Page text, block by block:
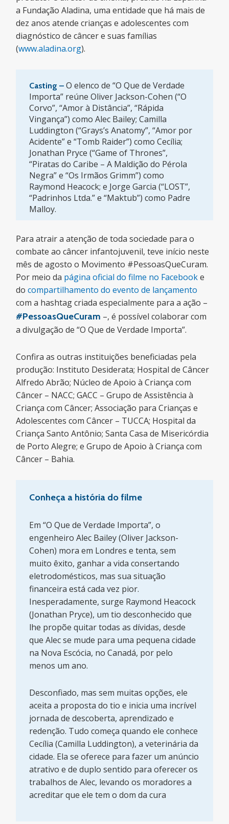
a Fundação Aladina, uma entidade que há mais de
dez anos atende crianças e adolescentes com
diagnóstico de câncer e suas famílias
(www.aladina.org).
Casting – O elenco de “O Que de Verdade
Importa” reúne Oliver Jackson-Cohen (“O
Corvo”, “Amor à Distância”, “Rápida
Vingança”) como Alec Bailey; Camilla
Luddington (“Grays’s Anatomy”, “Amor por
Acidente” e “Tomb Raider”) como Cecília;
Jonathan Pryce (“Game of Thrones”,
“Piratas do Caribe – A Maldição do Pérola
Negra” e “Os Irmãos Grimm”) como
Raymond Heacock; e Jorge Garcia (“LOST”,
“Padrinhos Ltda.” e “Maktub”) como Padre
Malloy.
Para atrair a atenção de toda sociedade para o
combate ao câncer infantojuvenil, teve início neste
mês de agosto o Movimento #PessoasQueCuram.
Por meio da página oficial do filme no Facebooke
docompartilhamento do evento de lançamento
com a hashtag criada especialmente para a ação –
#PessoasQueCuram –, é possível colaborar com
a divulgação de “O Que de Verdade Importa”.
Confira as outras instituições beneficiadas pela
produção: Instituto Desiderata; Hospital de Câncer
Alfredo Abrão; Núcleo de Apoio à Criança com
Câncer – NACC; GACC – Grupo de Assistência à
Criança com Câncer; Associação para Crianças e
Adolescentes com Câncer – TUCCA; Hospital da
Criança Santo Antônio; Santa Casa de Misericórdia
de Porto Alegre; e Grupo de Apoio à Criança com
Câncer – Bahia.
Conheça a história do filme
Em “O Que de Verdade Importa”, o
engenheiro Alec Bailey (Oliver Jackson-
Cohen) mora em Londres e tenta, sem
muito êxito, ganhar a vida consertando
eletrodomésticos, mas sua situação
financeira está cada vez pior.
Inesperadamente, surge Raymond Heacock
(Jonathan Pryce), um tio desconhecido que
lhe propõe quitar todas as dívidas, desde
que Alec se mude para uma pequena cidade
na Nova Escócia, no Canadá, por pelo
menos um ano.
Desconfiado, mas sem muitas opções, ele
aceita a proposta do tio e inicia uma incrível
jornada de descoberta, aprendizado e
redenção. Tudo começa quando ele conhece
Cecília (Camilla Luddington), a veterinária da
cidade. Ela se oferece para fazer um anúncio
atrativo e de duplo sentido para oferecer os
trabalhos de Alec, levando os moradores a
acreditar que ele tem o dom da cura